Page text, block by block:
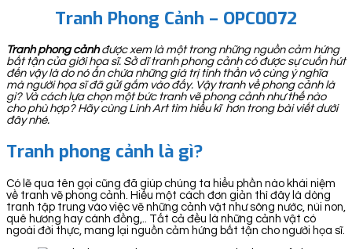
Tranh Phong Cảnh – OPC0072
Tranh phong cảnhđược xem là một trong những nguồn cảm hứng
bất tận của giới họa sĩ. Sở dĩ tranh phong cảnh có được sự cuốn hút
đến vậy là do nó ẩn chứa những giá trị tinh thần vô cùng ý nghĩa
mà người họa sĩ đã gửi gắm vào đấy. Vậy tranh về phong cảnh là
gì? Và cách lựa chọn một bức tranh vẽ phong cảnh như thế nào
cho phù hợp? Hãy cùng Linh Art tìm hiểu kĩ hơn trong bài viết dưới
đây nhé.
Tranh phong cảnh là gì?
Có lẽ qua tên gọi cũng đã giúp chúng ta hiểu phần nào khái niệm
về tranh vẽ phong cảnh. Hiểu một cách đơn giản thì đây là dòng
tranh tập trung vào việc vẽ những cảnh vật như sông nước, núi non,
quê hương hay cánh đồng,.. Tất cả đều là những cảnh vật có
ngoài đời thực, mang lại nguồn cảm hứng bất tận cho người họa sĩ.